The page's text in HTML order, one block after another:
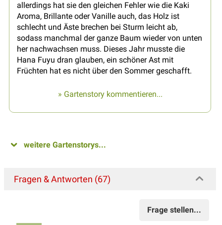
allerdings hat sie den gleichen Fehler wie die Kaki
Aroma, Brillante oder Vanille auch, das Holz ist
schlecht und Äste brechen bei Sturm leicht ab,
sodass manchmal der ganze Baum wieder von unten
her nachwachsen muss. Dieses Jahr musste die
Hana Fuyu dran glauben, ein schöner Ast mit
Früchten hat es nicht über den Sommer geschafft.
» Gartenstory kommentieren...
weitere Gartenstorys...
Fragen & Antworten (67)
Frage stellen...